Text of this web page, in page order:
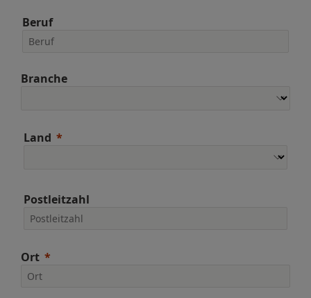
Beruf
Branche
Land
Postleitzahl
Ort